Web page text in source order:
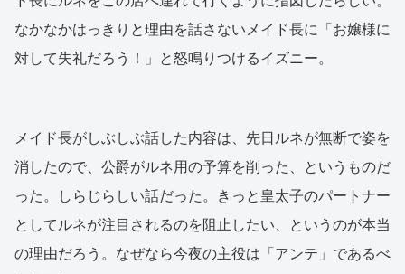
なかなかはっきりと理由を話さないメイド長に「お嬢様に
対して失礼だろう！」と怒鳴りつけるイズニー。
メイド長がしぶしぶ話した内容は、先日ルネが無断で姿を
消したので、公爵がルネ用の予算を削った、というものだ
った。しらじらしい話だった。きっと皇太子のパートナー
としてルネが注目されるのを阻止したい、というのが本当
の理由だろう。なぜなら今夜の主役は「アンテ」であるべ